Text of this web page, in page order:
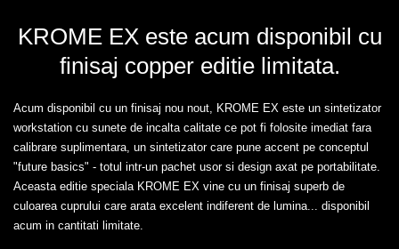
KROME EX este acum disponibil cu
finisaj copper editie limitata.
Acum disponibil cu un finisaj nou nout, KROME EX este un sintetizator
workstation cu sunete de incalta calitate ce pot fi folosite imediat fara
calibrare suplimentara, un sintetizator care pune accent pe conceptul
"future basics" - totul intr-un pachet usor si design axat pe portabilitate.
Aceasta editie speciala KROME EX vine cu un finisaj superb de
culoarea cuprului care arata excelent indiferent de lumina... disponibil
acum in cantitati limitate.